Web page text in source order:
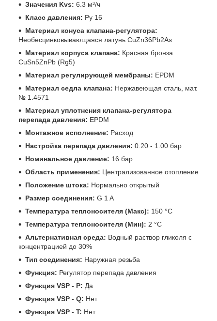
Значения Kvs: 6.3 м³/ч
Класс давления: Ру 16
Материал конуса клапана-регулятора:
Необесцинковывающаяся латунь CuZn36Pb2As
Материал корпуса клапана: Красная бронза
CuSn5ZnPb (Rg5)
Материал регулирующей мембраны: EPDM
Материал седла клапана: Нержавеющая сталь, мат.
№ 1.4571
Материал уплотнения клапана-регулятора
перепада давления: EPDM
Монтажное исполнение: Расход
Настройка перепада давления: 0.20 - 1.00 бар
Номинальное давление: 16 бар
Область применения: Централизованное отопление
Положение штока: Нормально открытый
Размер соединения: G 1 A
Температура теплоносителя (Макс): 150 °C
Температура теплоносителя (Мин): 2 °C
Альтернативная среда: Водный раствор гликоля с
концентрацией до 30%
Тип соединения: Наружная резьба
Функция: Регулятор перепада давления
Функция VSP - P: Да
Функция VSP - Q: Нет
Функция VSP - T: Нет